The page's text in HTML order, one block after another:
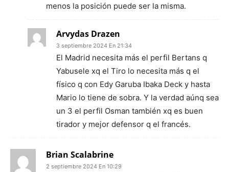
menos la posición puede ser la misma.
Arvydas Drazen
3 septiembre 2024 En 21:34
El Madrid necesita más el perfil Bertans q
Yabusele xq el Tiro lo necesita más q el
físico q con Edy Garuba Ibaka Deck y hasta
Mario lo tiene de sobra. Y la verdad aúnq sea
un 3 el perfil Osman también xq es buen
tirador y mejor defensor q el francés.
Brian Scalabrine
2 septiembre 2024 En 10:29